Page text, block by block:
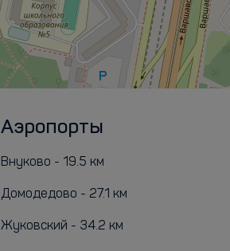
Аэропорты
Внуково - 19.5 км
Домодедово - 27.1 км
Жуковский - 34.2 км